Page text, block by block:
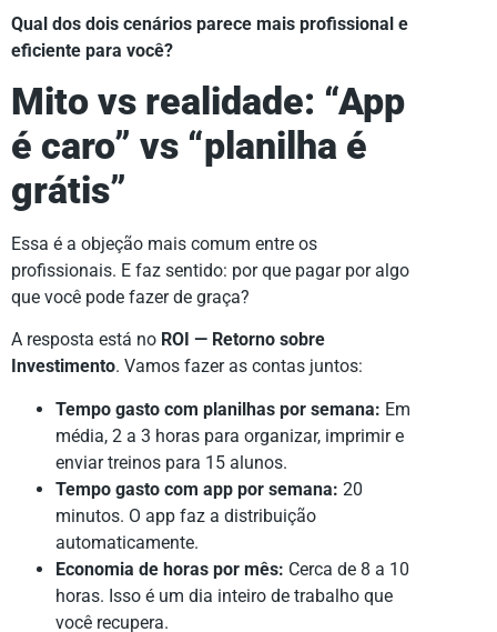
Qual dos dois cenários parece mais profissional e
eficiente para você?
Mito vs realidade: “App
é caro” vs “planilha é
grátis”
Essa é a objeção mais comum entre os
profissionais. E faz sentido: por que pagar por algo
que você pode fazer de graça?
A resposta está no ROI — Retorno sobre
Investimento. Vamos fazer as contas juntos:
Tempo gasto com planilhas por semana: Em
média, 2 a 3 horas para organizar, imprimir e
enviar treinos para 15 alunos.
Tempo gasto com app por semana: 20
minutos. O app faz a distribuição
automaticamente.
Economia de horas por mês: Cerca de 8 a 10
horas. Isso é um dia inteiro de trabalho que
você recupera.